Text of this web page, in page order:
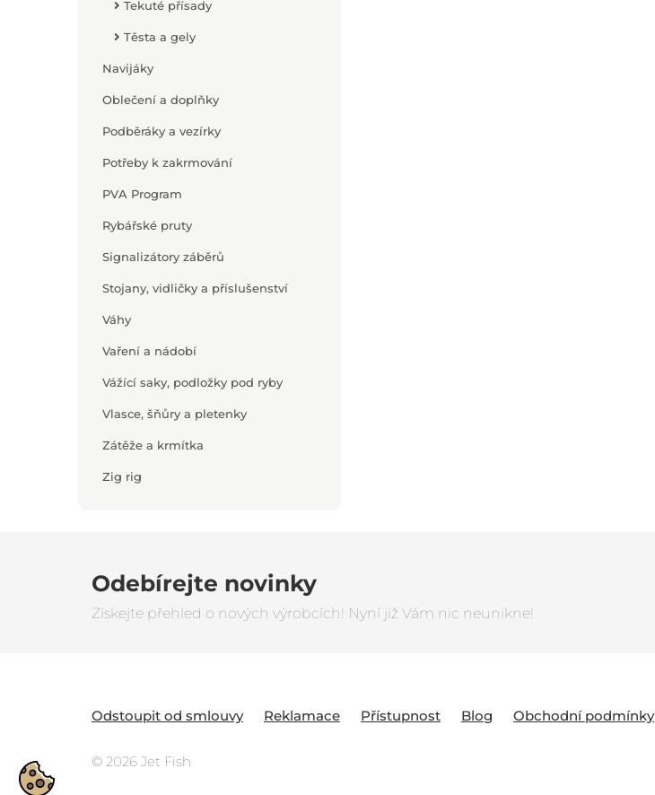
Tekuté přísady
Těsta a gely
Navijáky
Oblečení a doplňky
Podběráky a vezírky
Potřeby k zakrmování
PVA Program
Rybářské pruty
Signalizátory záběrů
Stojany, vidličky a příslušenství
Váhy
Vaření a nádobí
Vážící saky, podložky pod ryby
Vlasce, šňůry a pletenky
Zátěže a krmítka
Zig rig
Odebírejte novinky
Získejte přehled o nových výrobcích! Nyní již Vám nic neunikne!
Odstoupit od smlouvy Reklamace Přístupnost Blog Obchodní podmínky
© 2026 Jet Fish